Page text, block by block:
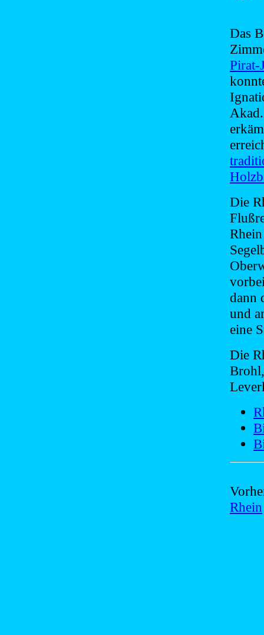
Das
Pirat-
Die
dann
und
eine
Die
Rhein